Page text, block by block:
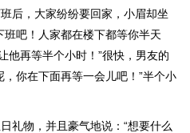
后，大家纷纷要回家，小眉却坐
吧！人家都在楼下都等你半天
他再等半个小时！”很快，男友的
你在下面再等一会儿吧！”半个小
礼物，并且豪气地说：“想要什么